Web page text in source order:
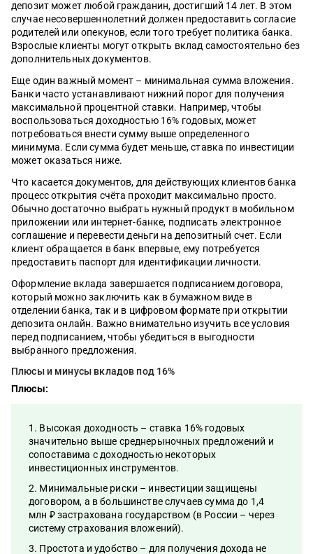
депозит может любой гражданин, достигший 14 лет. В этом
случае несовершеннолетний должен предоставить согласие
родителей или опекунов, если того требует политика банка.
Взрослые клиенты могут открыть вклад самостоятельно без
дополнительных документов.
Еще один важный момент – минимальная сумма вложения.
Банки часто устанавливают нижний порог для получения
максимальной процентной ставки. Например, чтобы
воспользоваться доходностью 16% годовых, может
потребоваться внести сумму выше определенного
минимума. Если сумма будет меньше, ставка по инвестиции
может оказаться ниже.
Что касается документов, для действующих клиентов банка
процесс открытия счёта проходит максимально просто.
Обычно достаточно выбрать нужный продукт в мобильном
приложении или интернет-банке, подписать электронное
соглашение и перевести деньги на депозитный счет. Если
клиент обращается в банк впервые, ему потребуется
предоставить паспорт для идентификации личности.
Оформление вклада завершается подписанием договора,
который можно заключить как в бумажном виде в
отделении банка, так и в цифровом формате при открытии
депозита онлайн. Важно внимательно изучить все условия
перед подписанием, чтобы убедиться в выгодности
выбранного предложения.
Плюсы и минусы вкладов под 16%
Плюсы:
Высокая доходность – ставка 16% годовых
значительно выше среднерыночных предложений и
сопоставима с доходностью некоторых
инвестиционных инструментов.
Минимальные риски – инвестиции защищены
договором, а в большинстве случаев сумма до 1,4
млн ₽ застрахована государством (в России – через
систему страхования вложений).
Простота и удобство – для получения дохода не